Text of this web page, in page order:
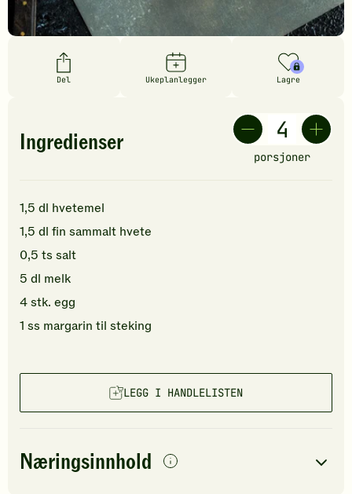
Del Ukeplanlegger Lagre
Ingredienser
porsjoner
1,5 dl hvetemel
1,5 dl fin sammalt hvete
0,5 ts salt
5 dl melk
4stk. egg
1 ss margarin til steking
LEGG I HANDLELISTEN
Næringsinnhold